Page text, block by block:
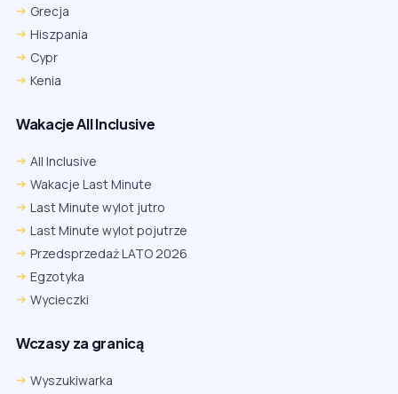
Grecja
Hiszpania
Cypr
Kenia
Wakacje All Inclusive
All Inclusive
Wakacje Last Minute
Last Minute wylot jutro
Last Minute wylot pojutrze
Przedsprzedaż LATO 2026
Egzotyka
Wycieczki
Wczasy za granicą
Wyszukiwarka